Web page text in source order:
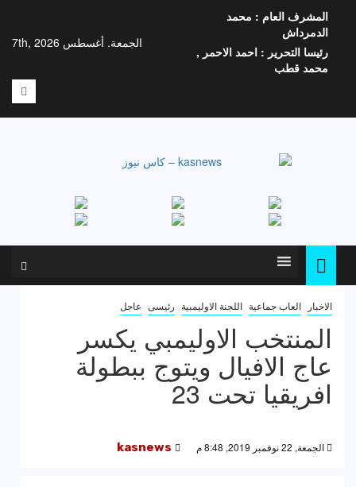
المحتوى
الجمعة. أغسطس 7th, 2026
المشرف العام : محمد
الدمرداش
رئيسا التحرير : احمد الاحمر ,
محمد قطب
F
الاخبار العاب جماعية اللجنة الاوليمبية رئيسى عاجل
المنتخب الاوليمبي يكسر
عاج الافيال ويتوج ببطولة
افريقيا تحت 23
الجمعة, 22 نوفمبر 2019, 8:48 م kasnews